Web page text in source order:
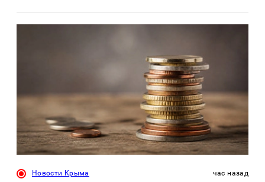
Новости Крыма час назад